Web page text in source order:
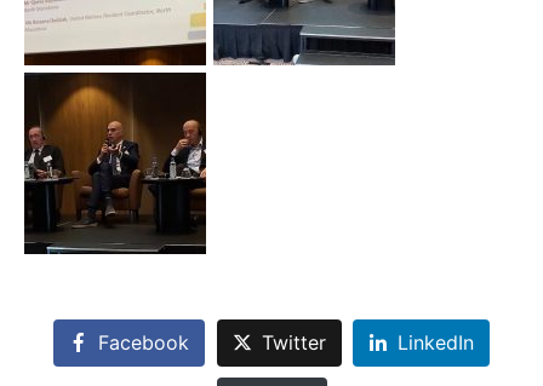
Facebook Twitter LinkedIn